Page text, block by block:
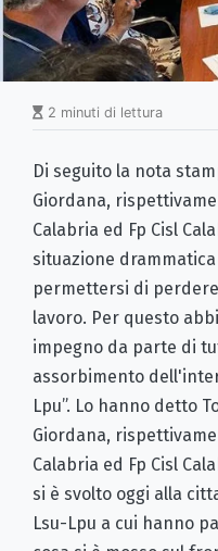
2 minuti di lettura
Di seguito la nota
Giordana,
Calabria ed Fp Cisl
situazione
permettersi di
lavoro. Per questo
impegno da parte di
assorbimento
Lpu”. Lo hanno detto
Giordana,
Calabria ed Fp Cisl
si è svolto oggi alla
Lsu-Lpu a cui hanno